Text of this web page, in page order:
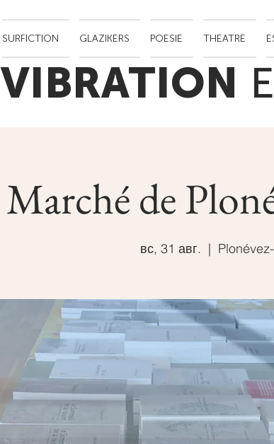
SURFICTION GLAZIKERS POESIE THEATRE
VIBRATION
Marché de
вс, 31 авг.
  |